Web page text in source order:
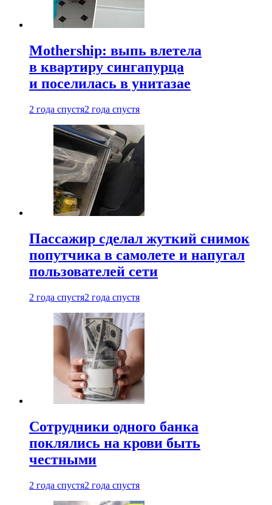
Mothership: выпь влетела
в квартиру сингапурца
и поселилась в унитазае
2 года спустя2 года спустя
Пассажир сделал жуткий снимок
попутчика в самолете и напугал
пользователей сети
2 года спустя2 года спустя
Сотрудники одного банка
поклялись на крови быть
честными
2 года спустя2 года спустя